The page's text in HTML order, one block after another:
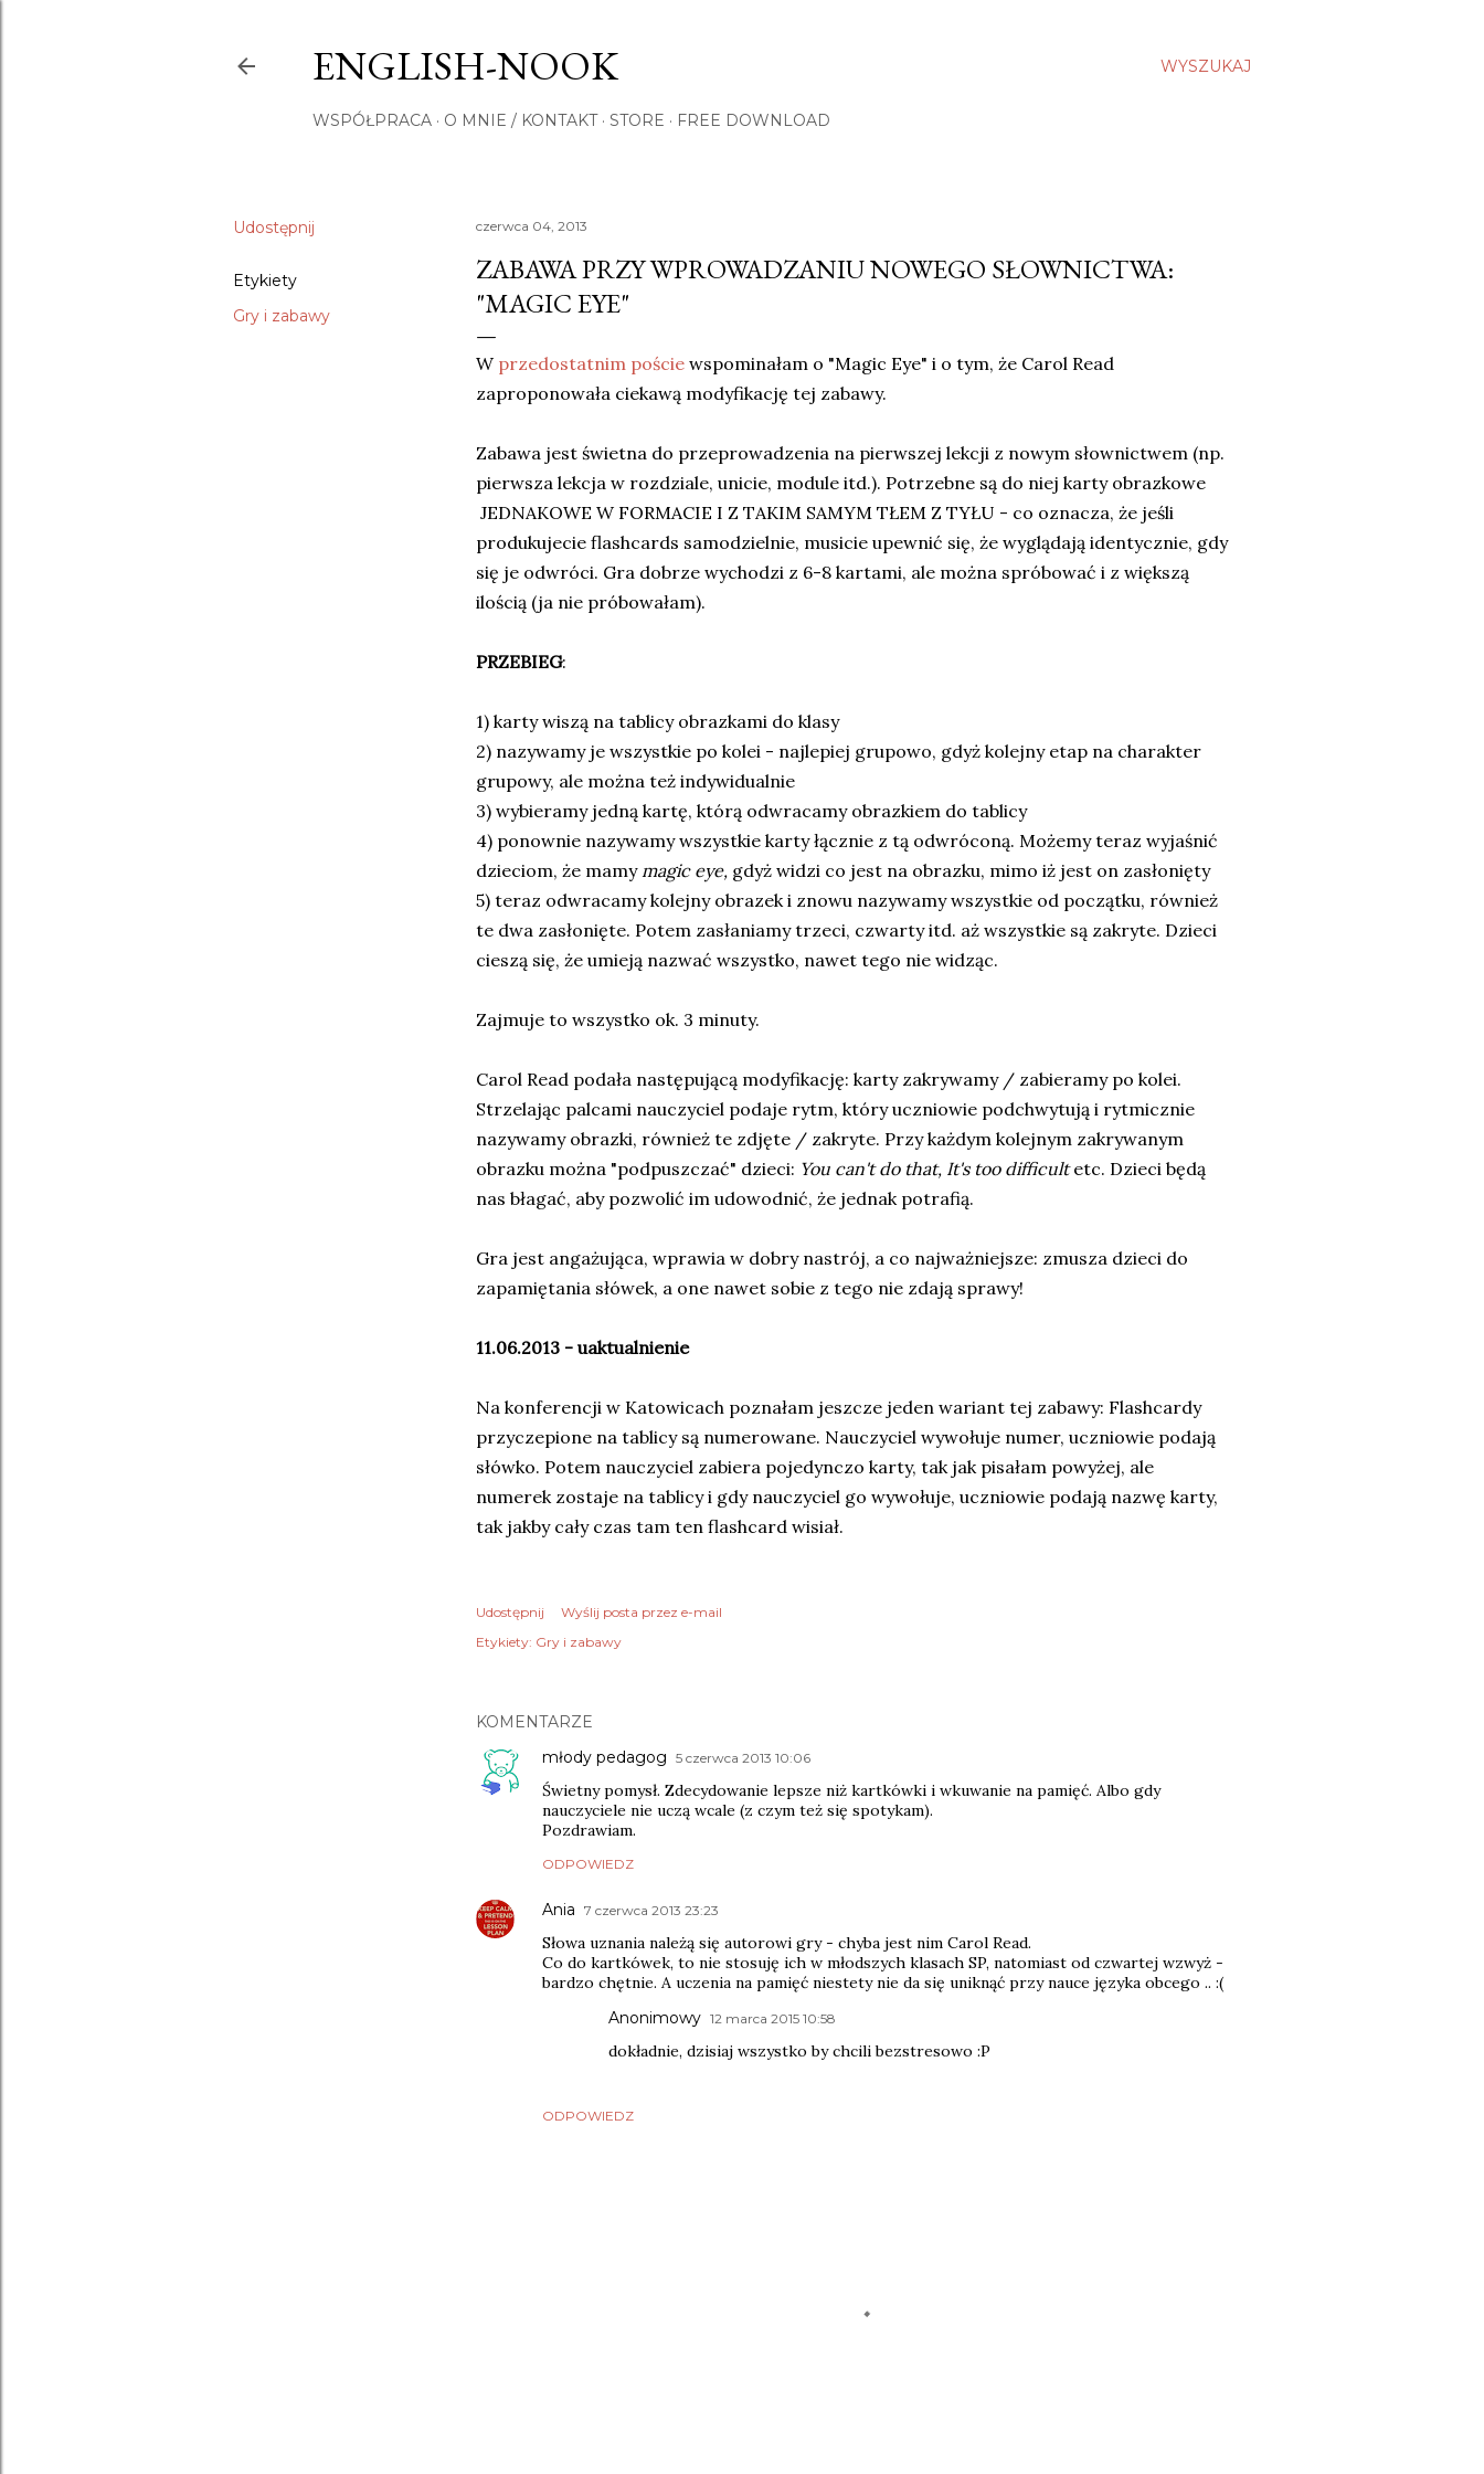
WYSZUKAJ
ENGLISH-NOOK
WSPÓŁPRACA O MNIE / KONTAKT STORE FREE DOWNLOAD
Udostępnij
Etykiety
Gry i zabawy
czerwca 04, 2013
ZABAWA PRZY WPROWADZANIU NOWEGO SŁOWNICTWA:
"MAGIC EYE"
W przedostatnim poście wspominałam o "Magic Eye" i o tym, że Carol Read
zaproponowała ciekawą modyfikację tej zabawy.
Zabawa jest świetna do przeprowadzenia na pierwszej lekcji z nowym słownictwem (np.
pierwsza lekcja w rozdziale, unicie, module itd.). Potrzebne są do niej karty obrazkowe
JEDNAKOWE W FORMACIE I Z TAKIM SAMYM TŁEM Z TYŁU - co oznacza, że jeśli
produkujecie flashcards samodzielnie, musicie upewnić się, że wyglądają identycznie, gdy
się je odwróci. Gra dobrze wychodzi z 6-8 kartami, ale można spróbować i z większą
ilością (ja nie próbowałam).
PRZEBIEG:
1) karty wiszą na tablicy obrazkami do klasy
2) nazywamy je wszystkie po kolei - najlepiej grupowo, gdyż kolejny etap na charakter
grupowy, ale można też indywidualnie
3) wybieramy jedną kartę, którą odwracamy obrazkiem do tablicy
4) ponownie nazywamy wszystkie karty łącznie z tą odwróconą. Możemy teraz wyjaśnić
dzieciom, że mamymagic eye, gdyż widzi co jest na obrazku, mimo iż jest on zasłonięty
5) teraz odwracamy kolejny obrazek i znowu nazywamy wszystkie od początku, również
te dwa zasłonięte. Potem zasłaniamy trzeci, czwarty itd. aż wszystkie są zakryte. Dzieci
cieszą się, że umieją nazwać wszystko, nawet tego nie widząc.
Zajmuje to wszystko ok. 3 minuty.
Carol Read podała następującą modyfikację: karty zakrywamy / zabieramy po kolei.
Strzelając palcami nauczyciel podaje rytm, który uczniowie podchwytują i rytmicznie
nazywamy obrazki, również te zdjęte / zakryte. Przy każdym kolejnym zakrywanym
obrazku można "podpuszczać" dzieci: You can't do that, It's too difficultetc. Dzieci będą
nas błagać, aby pozwolić im udowodnić, że jednak potrafią.
Gra jest angażująca, wprawia w dobry nastrój, a co najważniejsze: zmusza dzieci do
zapamiętania słówek, a one nawet sobie z tego nie zdają sprawy!
11.06.2013 - uaktualnienie
Na konferencji w Katowicach poznałam jeszcze jeden wariant tej zabawy: Flashcardy
przyczepione na tablicy są numerowane. Nauczyciel wywołuje numer, uczniowie podają
słówko. Potem nauczyciel zabiera pojedynczo karty, tak jak pisałam powyżej, ale
numerek zostaje na tablicy i gdy nauczyciel go wywołuje, uczniowie podają nazwę karty,
tak jakby cały czas tam ten flashcard wisiał.
Udostępnij
Wyślij posta przez e-mail
Etykiety: Gry i zabawy
KOMENTARZE
młody pedagog 5 czerwca 2013 10:06
Świetny pomysł. Zdecydowanie lepsze niż kartkówki i wkuwanie na pamięć. Albo gdy
nauczyciele nie uczą wcale (z czym też się spotykam).
Pozdrawiam.
ODPOWIEDZ
Ania 7 czerwca 2013 23:23
Słowa uznania należą się autorowi gry - chyba jest nim Carol Read.
Co do kartkówek, to nie stosuję ich w młodszych klasach SP, natomiast od czwartej wzwyż -
bardzo chętnie. A uczenia na pamięć niestety nie da się uniknąć przy nauce języka obcego .. :(
ODPOWIEDZ
Anonimowy 12 marca 2015 10:58
dokładnie, dzisiaj wszystko by chcili bezstresowo :P